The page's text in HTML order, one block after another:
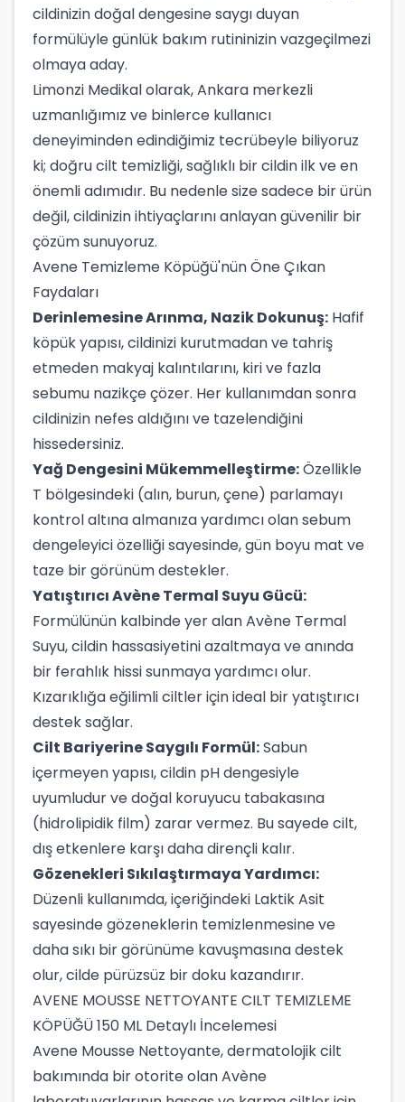
cildinizin doğal dengesine saygı duyan
formülüyle günlük bakım rutininizin vazgeçilmezi
olmaya aday.
Limonzi Medikal olarak, Ankara merkezli
uzmanlığımız ve binlerce kullanıcı
deneyiminden edindiğimiz tecrübeyle biliyoruz
ki; doğru cilt temizliği, sağlıklı bir cildin ilk ve en
önemli adımıdır. Bu nedenle size sadece bir ürün
değil, cildinizin ihtiyaçlarını anlayan güvenilir bir
çözüm sunuyoruz.
Avene Temizleme Köpüğü'nün Öne Çıkan
Faydaları
Derinlemesine Arınma, Nazik Dokunuş: Hafif
köpük yapısı, cildinizi kurutmadan ve tahriş
etmeden makyaj kalıntılarını, kiri ve fazla
sebumu nazikçe çözer. Her kullanımdan sonra
cildinizin nefes aldığını ve tazelendiğini
hissedersiniz.
Yağ Dengesini Mükemmelleştirme:Özellikle
T bölgesindeki (alın, burun, çene) parlamayı
kontrol altına almanıza yardımcı olan sebum
dengeleyici özelliği sayesinde, gün boyu mat ve
taze bir görünüm destekler.
Yatıştırıcı Avène Termal Suyu Gücü:
Formülünün kalbinde yer alan Avène Termal
Suyu, cildin hassasiyetini azaltmaya ve anında
bir ferahlık hissi sunmaya yardımcı olur.
Kızarıklığa eğilimli ciltler için ideal bir yatıştırıcı
destek sağlar.
Cilt Bariyerine Saygılı Formül:Sabun
içermeyen yapısı, cildin pH dengesiyle
uyumludur ve doğal koruyucu tabakasına
(hidrolipidik film) zarar vermez. Bu sayede cilt,
dış etkenlere karşı daha dirençli kalır.
Gözenekleri Sıkılaştırmaya Yardımcı:
Düzenli kullanımda, içeriğindeki Laktik Asit
sayesinde gözeneklerin temizlenmesine ve
daha sıkı bir görünüme kavuşmasına destek
olur, cilde pürüzsüz bir doku kazandırır.
AVENE MOUSSE NETTOYANTE CILT TEMIZLEME
KÖPÜĞÜ 150 ML Detaylı İncelemesi
Avene Mousse Nettoyante, dermatolojik cilt
bakımında bir otorite olan Avène